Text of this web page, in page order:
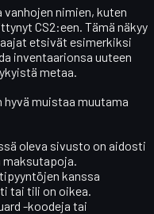
vanhojen nimien, kuten
CS2:een. Tämä näkyy
etsivät esimerkiksi
inventaarionsa uuteen
metaa.
muistaa muutama
oleva sivusto on aidosti
maksutapoja.
kanssa
tai tili on oikea.
-koodeja tai